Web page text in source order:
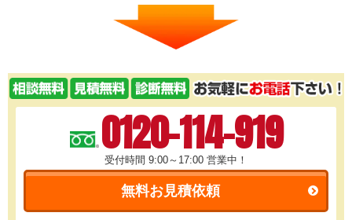
0120-114-919
受付時間 9:00～17:00 営業中！
無料お見積依頼